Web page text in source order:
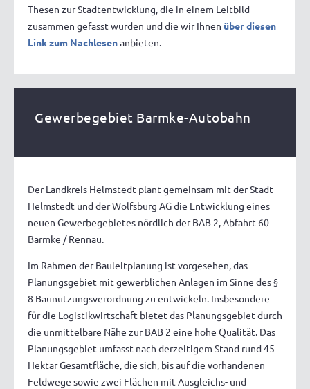
Thesen zur Stadtentwicklung, die in einem Leitbild
zusammen gefasst wurden und die wir Ihnen über diesen
Link zum Nachlesenanbieten.
Gewerbegebiet Barmke-Autobahn
Der Landkreis Helmstedt plant gemeinsam mit der Stadt
Helmstedt und der Wolfsburg AG die Entwicklung eines
neuen Gewerbegebietes nördlich der BAB 2, Abfahrt 60
Barmke / Rennau.
Im Rahmen der Bauleitplanung ist vorgesehen, das
Planungsgebiet mit gewerblichen Anlagen im Sinne des §
8 Baunutzungsverordnung zu entwickeln. Insbesondere
für die Logistikwirtschaft bietet das Planungsgebiet durch
die unmittelbare Nähe zur BAB 2 eine hohe Qualität. Das
Planungsgebiet umfasst nach derzeitigem Stand rund 45
Hektar Gesamtfläche, die sich, bis auf die vorhandenen
Feldwege sowie zwei Flächen mit Ausgleichs- und